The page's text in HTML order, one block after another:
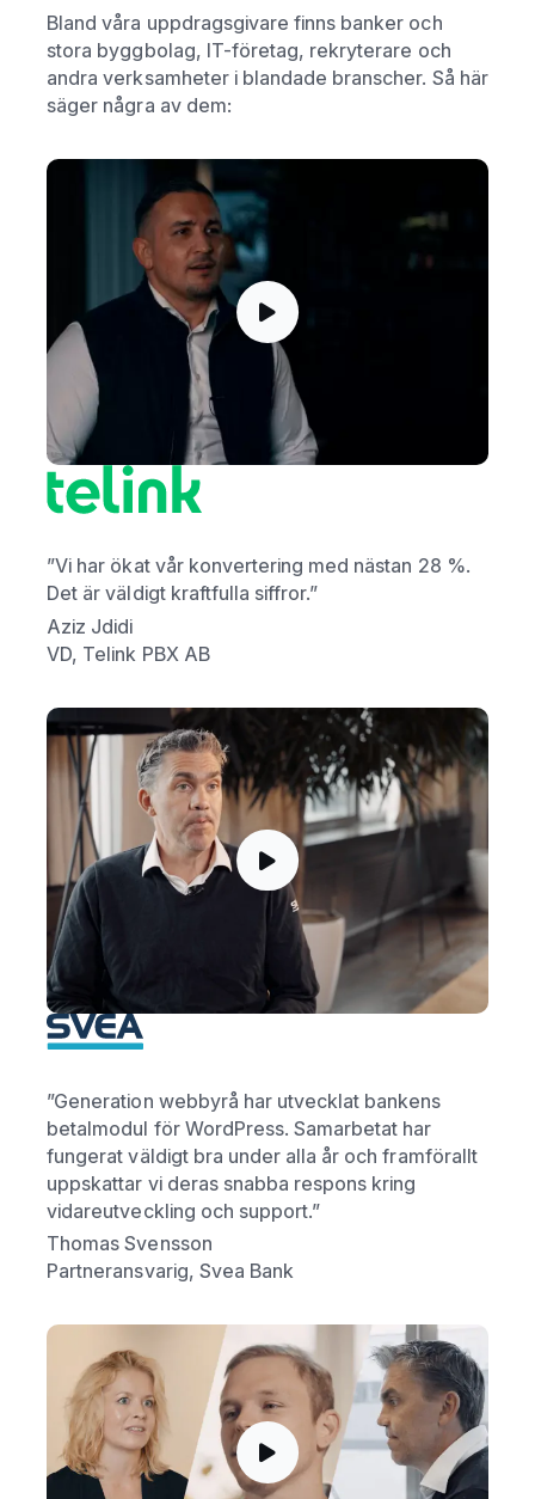
Bland våra uppdragsgivare finns banker och
stora byggbolag, IT-företag, rekryterare och
andra verksamheter i blandade branscher. Så här
säger några av dem:
”Vi har ökat vår konvertering med nästan 28 %.
Det är väldigt kraftfulla siffror.”
Aziz Jdidi
VD, Telink PBX AB
”Generation webbyrå har utvecklat bankens
betalmodul för WordPress. Samarbetat har
fungerat väldigt bra under alla år och framförallt
uppskattar vi deras snabba respons kring
vidareutveckling och support.”
Thomas Svensson
Partneransvarig, Svea Bank